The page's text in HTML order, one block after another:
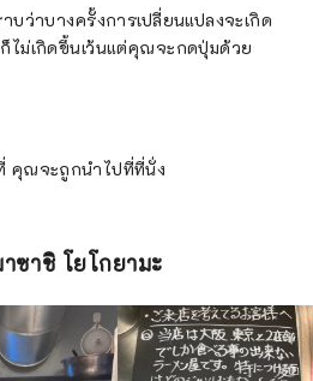
ว่าบางครั้งการเปลี่ยนแปลงจะเกิด
ไม่เกิดขึ้นเว้นแต่คุณจะกดปุ่มด้วย
คุณจะถูกนำไปที่ที่นั่ง
ซาชิ โยโกยามะ